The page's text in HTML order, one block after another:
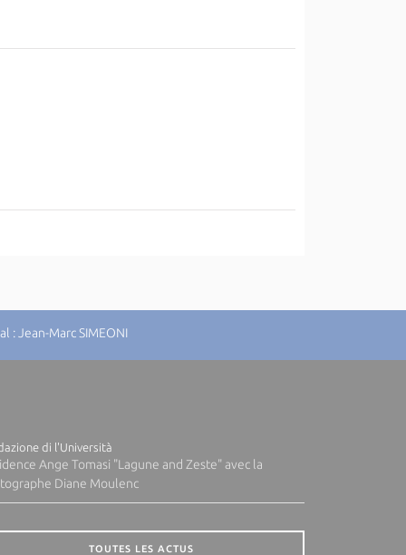
Jean-Marc SIMEONI
di l'Università
Ange Tomasi "Lagune and Zeste" avec la
Diane Moulenc
TOUTES LES ACTUS